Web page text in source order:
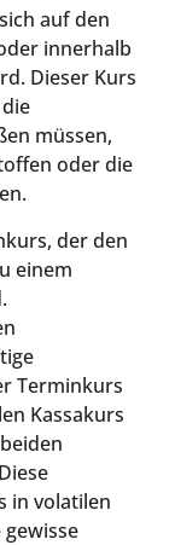
auf den
innerhalb
Dieser Kurs
müssen,
oder die
der den
einem
Terminkurs
Kassakurs
in volatilen